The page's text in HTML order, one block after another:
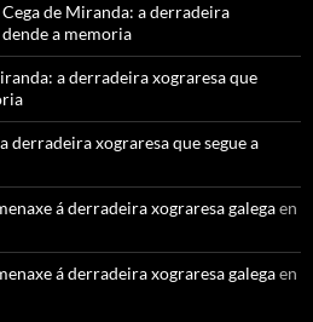
de Miranda: a derradeira
a memoria
a derradeira xograresa que
derradeira xograresa que segue a
á derradeira xograresa galegaen
á derradeira xograresa galegaen